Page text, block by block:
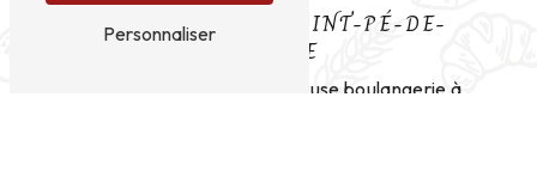
BOULANGERIE À SAINT-PÉ-DE-
BIGORRE
À la recherche d'une délicieuse boulangerie à
Personnaliser